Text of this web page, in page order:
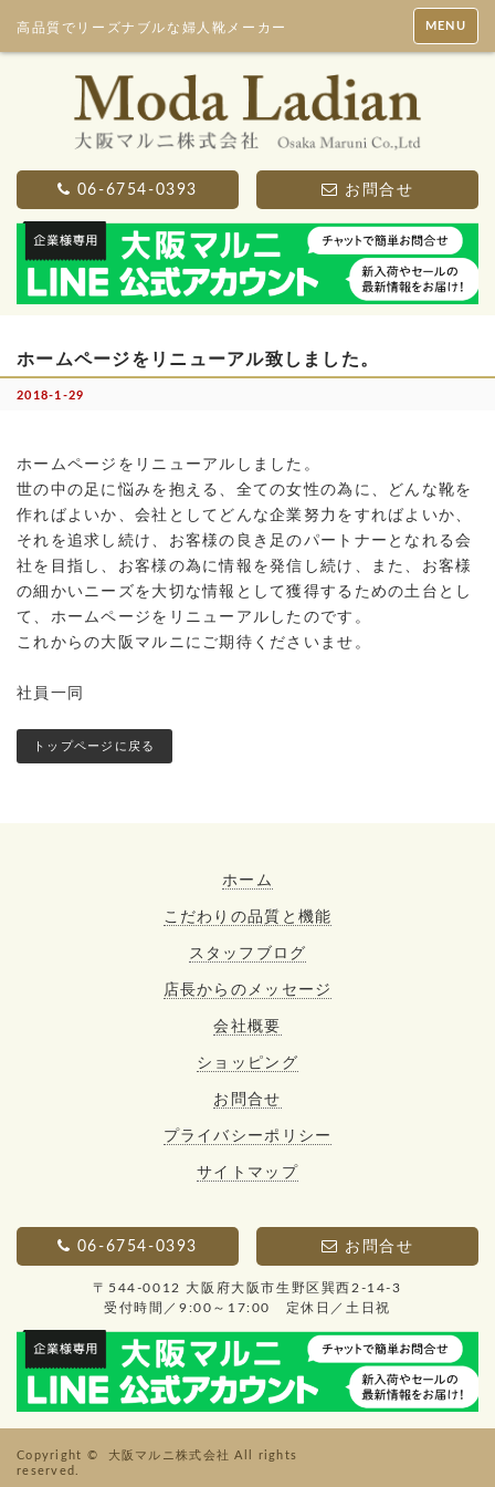
高品質でリーズナブルな婦人靴メーカー MENU
06-6754-0393 お問合せ
ホームページをリニューアル致しました。
2018-1-29
ホームページをリニューアルしました。
世の中の足に悩みを抱える、全ての女性の為に、どんな靴を
作ればよいか、会社としてどんな企業努力をすればよいか、
それを追求し続け、お客様の良き足のパートナーとなれる会
社を目指し、お客様の為に情報を発信し続け、また、お客様
の細かいニーズを大切な情報として獲得するための土台とし
て、ホームページをリニューアルしたのです。
これからの大阪マルニにご期待くださいませ。
社員一同
トップページに戻る
ホーム
こだわりの品質と機能
スタッフブログ
店長からのメッセージ
会社概要
ショッピング
お問合せ
プライバシーポリシー
サイトマップ
06-6754-0393 お問合せ
〒544-0012 大阪府大阪市生野区巽西2-14-3
受付時間／9:00～17:00 定休日／土日祝
Copyright © 大阪マルニ株式会社 All rights
reserved.